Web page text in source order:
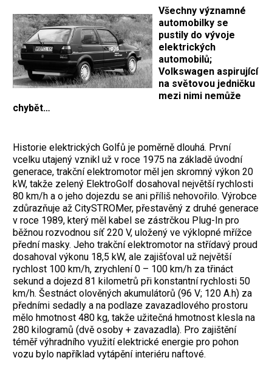
Všechny významné
automobilky se
pustily do vývoje
elektrických
automobilů;
Volkswagen aspirující
na světovou jedničku
mezi nimi nemůže
chybět…
Historie elektrických Golfů je poměrně dlouhá. První
vcelku utajený vznikl už v roce 1975 na základě úvodní
generace, trakční elektromotor měl jen skromný výkon 20
kW, takže zelený ElektroGolf dosahoval největší rychlosti
80 km/h a o jeho dojezdu se ani příliš nehovořilo. Výrobce
zdůrazňuje až CitySTROMer, přestavěný z druhé generace
v roce 1989, který měl kabel se zástrčkou Plug-In pro
běžnou rozvodnou síť 220 V, uložený ve výklopné mřížce
přední masky. Jeho trakční elektromotor na střídavý proud
dosahoval výkonu 18,5 kW, ale zajišťoval už největší
rychlost 100 km/h, zrychlení 0 – 100 km/h za třináct
sekund a dojezd 81 kilometrů při konstantní rychlosti 50
km/h. Šestnáct olověných akumulátorů (96 V; 120 A.h) za
předními sedadly a na podlaze zavazadlového prostoru
mělo hmotnost 480 kg, takže užitečná hmotnost klesla na
280 kilogramů (dvě osoby + zavazadla). Pro zajištění
téměř výhradního využití elektrické energie pro pohon
vozu bylo například vytápění interiéru naftové.